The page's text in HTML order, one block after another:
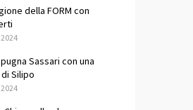
della FORM con
2024
Sassari con una
Silipo
2024